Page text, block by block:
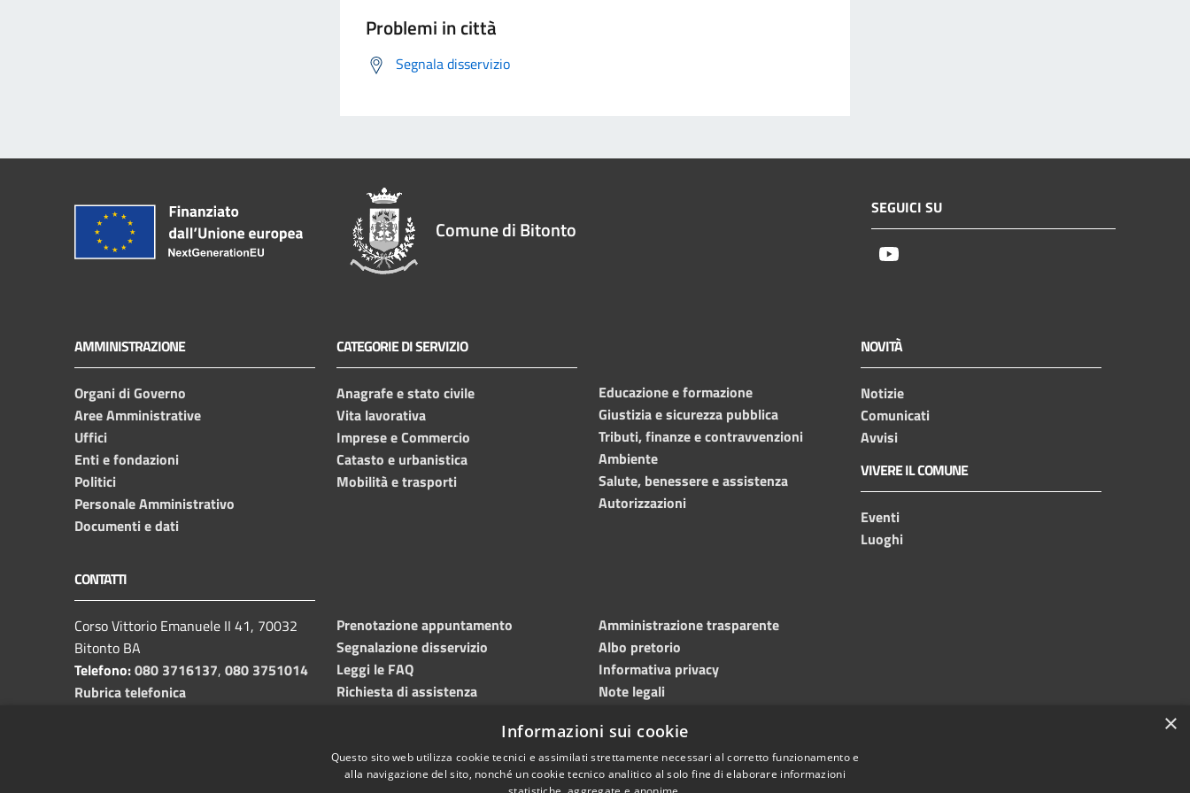
Problemi in città
Segnala disservizio
Comune di Bitonto
SEGUICI SU
AMMINISTRAZIONE
Organi di Governo
Aree Amministrative
Uffici
Enti e fondazioni
Politici
Personale Amministrativo
Documenti e dati
CATEGORIE DI SERVIZIO
Anagrafe e stato civile
Vita lavorativa
Imprese e Commercio
Catasto e urbanistica
Mobilità e trasporti
Educazione e formazione
Giustizia e sicurezza pubblica
Tributi, finanze e contravvenzioni
Ambiente
Salute, benessere e assistenza
Autorizzazioni
NOVITÀ
Notizie
Comunicati
Avvisi
VIVERE IL COMUNE
Eventi
Luoghi
CONTATTI
Corso Vittorio Emanuele II 41, 70032
Bitonto BA
Telefono:080 3716137, 080 3751014
Rubrica telefonica
protocollo.comunebitonto@pec.rupar.puglia.it
Prenotazione appuntamento
Segnalazione disservizio
Leggi le FAQ
Richiesta di assistenza
Amministrazione trasparente
Albo pretorio
Informativa privacy
Note legali
Meccanismo di feedback
×
Informazioni sui cookie
Questo sito web utilizza cookie tecnici e assimilati strettamente necessari al corretto funzionamento e
alla navigazione del sito, nonché un cookie tecnico analitico al solo fine di elaborare informazioni